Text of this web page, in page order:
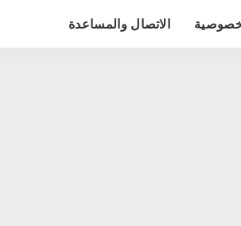
الاتصال والمساعدة